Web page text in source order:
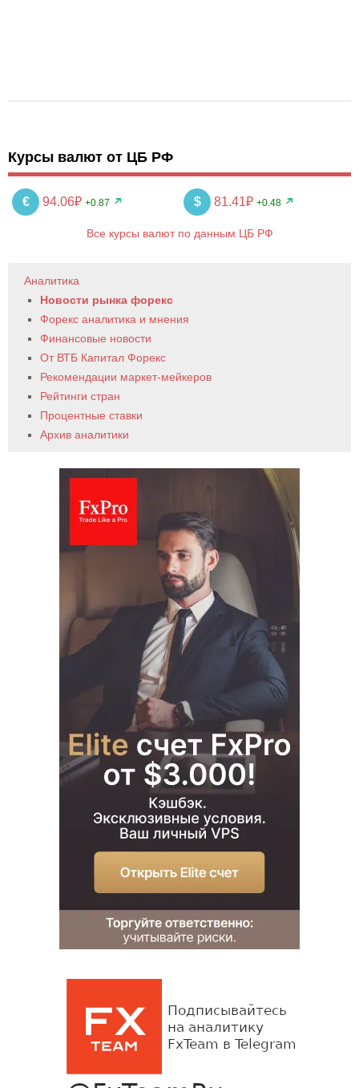
Курсы валют от ЦБ РФ
€ 94.06₽ +0.87 $ 81.41₽ +0.48
Все курсы валют по данным ЦБ РФ
Аналитика
Новости рынка форекс
Форекс аналитика и мнения
Финансовые новости
От ВТБ Капитал Форекс
Рекомендации маркет-мейкеров
Рейтинги стран
Процентные ставки
Архив аналитики